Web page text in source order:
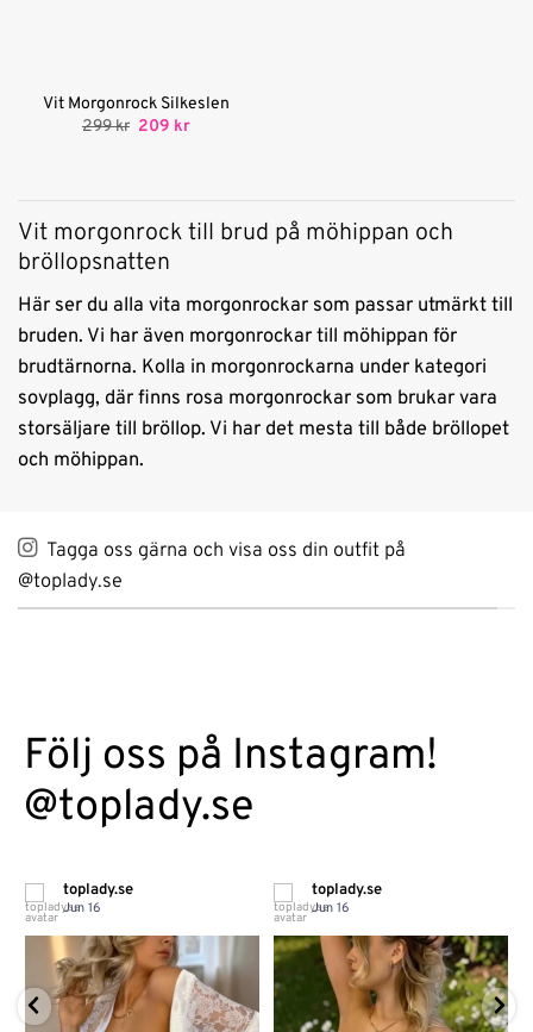
Vit Morgonrock Silkeslen
299kr Det
209 krDet
Vit morgonrock till brud på möhippan och
bröllopsnatten
Här ser du alla vita morgonrockar som passar utmärkt till
bruden. Vi har även morgonrockar till möhippan för
brudtärnorna. Kolla in morgonrockarna under kategori
sovplagg, där finns rosa morgonrockar som brukar vara
storsäljare till bröllop. Vi har det mesta till både bröllopet
och möhippan.
Tagga oss gärna och visa oss din outfit på
@toplady.se
Följ oss på Instagram!
@toplady.se
toplady.se
Jun 16
toplady.se
Jun 16